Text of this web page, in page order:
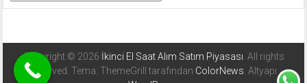
Copyright © 2026 İkinci El Saat Alım Satım Piyasası. All rights
reserved. Tema: ThemeGrill tarafından ColorNews. Altyapı